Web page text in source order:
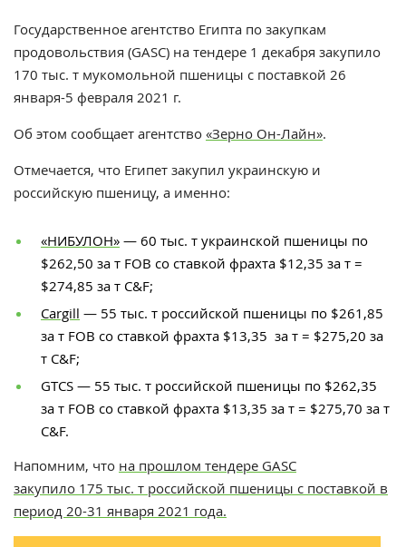
Государственное агентство Египта по закупкам
продовольствия (GASC) на тендере 1 декабря закупило
170 тыс. т мукомольной пшеницы с поставкой 26
января-5 февраля 2021 г.
Об этом сообщает агентство «Зерно Он-Лайн».
Отмечается, что Египет закупил украинскую и
российскую пшеницу, а именно:
«НИБУЛОН» — 60 тыс. т украинской пшеницы по
$262,50 за т FOB со ставкой фрахта $12,35 за т =
$274,85 за т C&F;
Cargill — 55 тыс. т российской пшеницы по $261,85
за т FOB со ставкой фрахта $13,35 за т = $275,20 за
т C&F;
GTCS — 55 тыс. т российской пшеницы по $262,35
за т FOB со ставкой фрахта $13,35 за т = $275,70 за т
C&F.
Напомним, что на прошлом тендере GASC
закупило 175 тыс. т российской пшеницы с поставкой в
период 20-31 января 2021 года.